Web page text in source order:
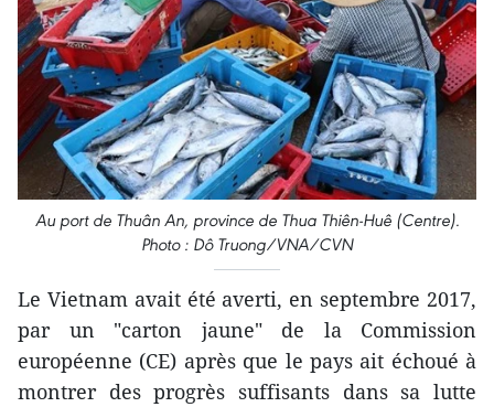
Au port de Thuân An, province de Thua Thiên-Huê (Centre).
Photo : Dô Truong/VNA/CVN
Le Vietnam avait été averti, en septembre 2017,
par un "carton jaune" de la Commission
européenne (CE) après que le pays ait échoué à
montrer des progrès suffisants dans sa lutte